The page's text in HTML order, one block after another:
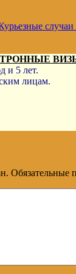
и 5 лет.
лицам.
Обязательные